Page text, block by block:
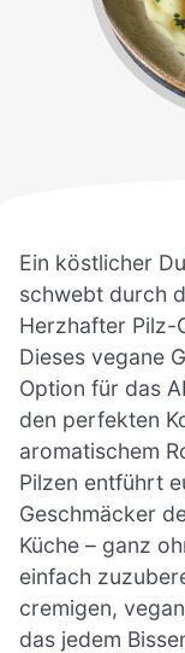
Ein köstlicher
schwebt durch
Herzhafter Pilz-
Dieses vegane
Option für das
den perfekten
aromatischem
Pilzen entführt
Geschmäcker
Küche – ganz
einfach
cremigen,
das jedem